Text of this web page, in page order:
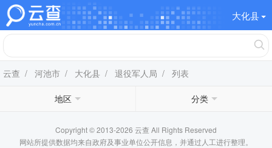
大化县
云查 / 河池市 / 大化县 / 退役军人局 / 列表
地区 分类
Copyright © 2013-2026 云查 All Rights Reserved
网站所提供数据均来自政府及事业单位公开信息，并通过人工进行整理。